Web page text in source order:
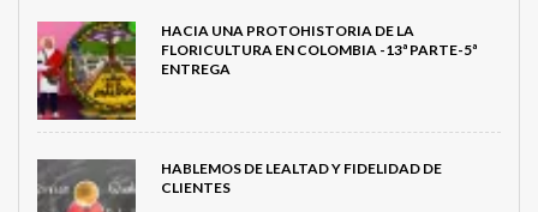
HACIA UNA PROTOHISTORIA DE LA
FLORICULTURA EN COLOMBIA -13ª PARTE-5ª
ENTREGA
HABLEMOS DE LEALTAD Y FIDELIDAD DE
CLIENTES